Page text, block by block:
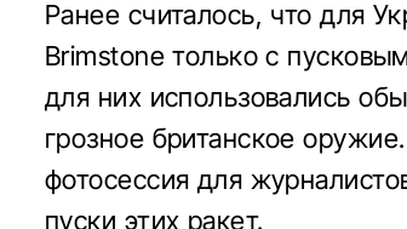
Ранее считалось, что для
Brimstone только с
для них использовались
грозное британское
фотосессия для
пуски этих ракет.